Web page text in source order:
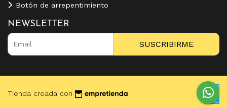
Botón de arrepentimiento
NEWSLETTER
SUSCRIBIRME
Tienda creada con